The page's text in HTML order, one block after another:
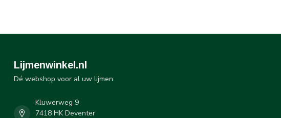
Lijmenwinkel.nl
Dé webshop voor al uw lijmen
Kluwerweg 9
7418 HK Deventer